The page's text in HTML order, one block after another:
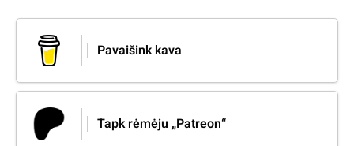
Pavaišink kava
Tapk rėmėju „Patreon“